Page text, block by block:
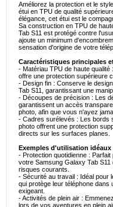
Améliorez la protection et le
étui en TPU de qualité
élégance, cet étui est le
Sa construction en TPU de
Tab S11 est protégé contre
ajoute un minimum
sensation d'origine de votre
Caractéristiques principales
- Matériau TPU de haute
offre une protection supérieure
- Design fin : Conserve le
Tab S11, garantissant une
- Découpes de précision : Les
garantissent un accès
photo, afin que vous n'ayez
- Cadres surélevés : Les bords
photo offrent une protection
directs sur les surfaces planes.
Exemples d'utilisation idéaux
- Protection quotidienne :
votre Samsung Galaxy Tab
risques courants.
- Sécurité au travail : Idéal pour
qui protège leur téléphone
exigeant.
- Activités de plein air :
lors de vos aventures en plein